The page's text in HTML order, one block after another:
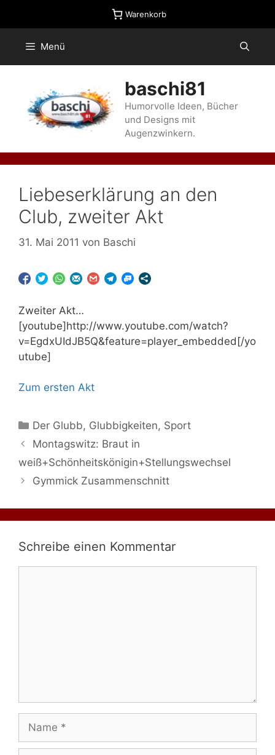
Warenkorb
Menü
baschi81
Humorvolle Ideen, Bücher
und Designs mit
Augenzwinkern.
Liebeserklärung an den
Club, zweiter Akt
31. Mai 2011 von Baschi
Zweiter Akt…
[youtube]http://www.youtube.com/watch?
v=EgdxUIdJB5Q&feature=player_embedded[/yo
utube]
Zum ersten Akt
Kategorien
Der Glubb, Glubbigkeiten, Sport
Montagswitz: Braut in
weiß+Schönheitskönigin+Stellungswechsel
Gymmick Zusammenschnitt
Schreibe einen Kommentar
Name